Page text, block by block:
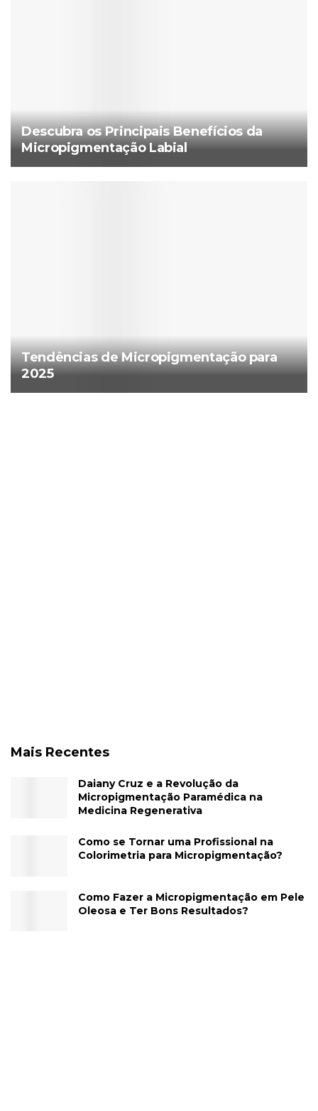
Descubra os Principais Benefícios da
Micropigmentação Labial
Tendências de Micropigmentação para
2025
Mais Recentes
Daiany Cruz e a Revolução da
Micropigmentação Paramédica na
Medicina Regenerativa
Como se Tornar uma Profissional na
Colorimetria para Micropigmentação?
Como Fazer a Micropigmentação em Pele
Oleosa e Ter Bons Resultados?